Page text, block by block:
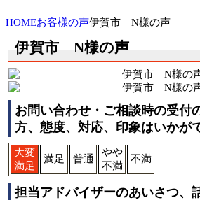
HOMEお客様の声伊賀市 N様の声
伊賀市 N様の声
お問い合わせ・ご相談時の受付
方、態度、対応、印象はいかが
大変
満足
満足 普通
やや
不満
不満
担当アドバイザーのあいさつ、